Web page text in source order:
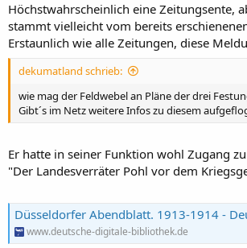
Höchstwahrscheinlich eine Zeitungsente,
stammt vielleicht vom bereits
Erstaunlich wie alle Zeitungen, diese
dekumatland schrieb:
wie mag der Feldwebel an Pläne der drei
Gibt´s im Netz weitere Infos zu diesem
Er hatte in seiner Funktion wohl Zugang
"Der Landesverräter Pohl vor dem
Düsseldorfer Abendblatt. 1913-1914 -
www.deutsche-digitale-bibliothek.de